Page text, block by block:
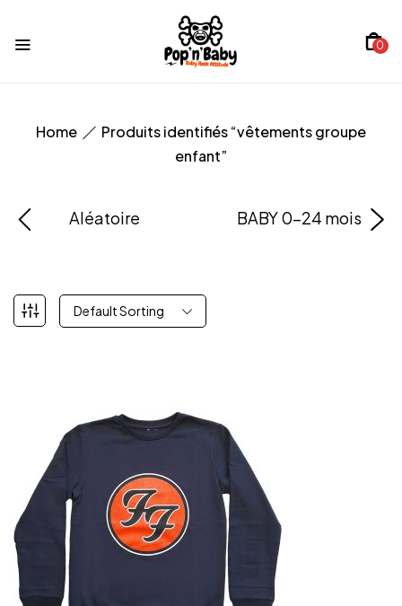
0
Home
Produits identifiés “vêtements groupe
enfant”
Aléatoire BABY 0-24 mois
Default Sorting